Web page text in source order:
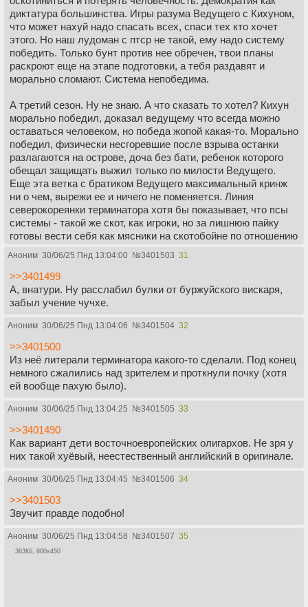
диктатура большинства. Игры разума Ведущего с Кихуном,
что может нахуй надо спасать всех, спаси тех кто хочет
этого. Но наш лудоман с птср не такой, ему надо систему
победить. Только бунт против нее обречен, твои планы
раскроют еще на этапе подготовки, а тебя раздавят и
морально сломают. Система непобедима.
А третий сезон. Ну не знаю. А что сказать то хотел? Кихун
морально победил, доказал ведущему что всегда можно
оставаться человеком, но победа жопой какая-то. Морально
победил, физически несгоревшие после взрыва останки
разлагаются на острове, доча без бати, ребенок которого
обещал защищать выжил только по милости Ведущего.
Еще эта ветка с братиком Ведущего максимальный кринж
ни о чем, вырежи ее и ничего не поменяется. Линия
северокореянки терминатора хотя бы показывает, что псы
системы - такой же скот, как игроки, но за лишнюю пайку
готовы вести себя как мясники на скотобойне по отношению
раскрытия Ведущего - что за маской воннаби циника
мизантропа скрывается обычная жадность, как у чинуши.
Или наоборот. Но хоть какое-то движение. А так. Хорошо,
что хоть не закончили максимально пошлой и
ведущим, это был бы слив хуже чем то что вышло.
В американскую версию не верю совсем, пендосы не умеет
в соцдраму. Будет смесь Марвела, где герои побеждают
благодаря дружбомагии, и повесточки в худших
проявлениях этого слова. Может по динамике Финчер и
выдаст что-то уровне своей Игры 97 года, но по
Аноним 30/06/25 Пнд 13:04:00 №3401503 31
>>3401499
А, внатури. Ну расслабил булки от буржуйского вискаря,
забыл учение чучхе.
Аноним 30/06/25 Пнд 13:04:06 №3401504 32
>>3401500
Из неё литерали терминатора какого-то сделали. Под конец
немного сжалились над зрителем и проткнули почку (хотя
ей вообще пахую было).
Аноним 30/06/25 Пнд 13:04:25 №3401505 33
>>3401490
Как вариант дети восточноевропейских олигархов. Не зря у
них такой хуёвый, неестественный английский в оригинале.
Аноним 30/06/25 Пнд 13:04:45 №3401506 34
>>3401503
Звучит правде подобно!
Аноним 30/06/25 Пнд 13:04:58 №3401507 35
363Кб, 800x450